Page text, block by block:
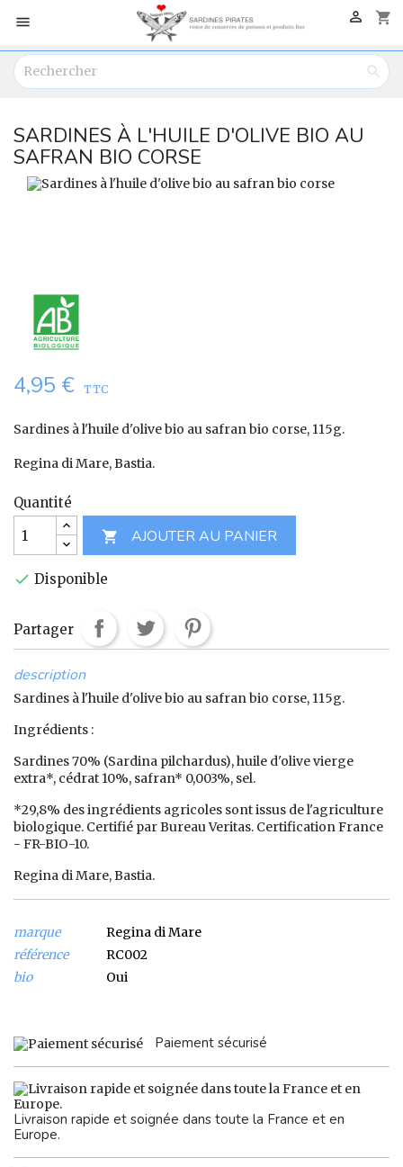
 shopping_cart


SARDINES À L'HUILE D'OLIVE BIO AU
SAFRAN BIO CORSE
4,95 € TTC
Sardines à l'huile d'olive bio au safran bio corse, 115g.
Regina di Mare, Bastia.
Quantité

AJOUTER AU PANIER
 Disponible
Partager
description
Sardines à l'huile d'olive bio au safran bio corse, 115g.
Ingrédients :
Sardines 70% (Sardina pilchardus), huile d'olive vierge
extra*, cédrat 10%, safran* 0,003%, sel.
*29,8% des ingrédients agricoles sont issus de l'agriculture
biologique. Certifié par Bureau Veritas. Certification France
- FR-BIO-10.
Regina di Mare, Bastia.
marque
Regina di Mare
référence
RC002
bio
Oui
Paiement sécurisé
Livraison rapide et soignée dans toute la France et en
Europe.